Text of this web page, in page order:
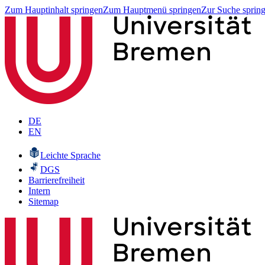
Zum Hauptinhalt springenZum Hauptmenü springenZur Suche
DE
EN
Leichte Sprache
DGS
Barrierefreiheit
Intern
Sitemap